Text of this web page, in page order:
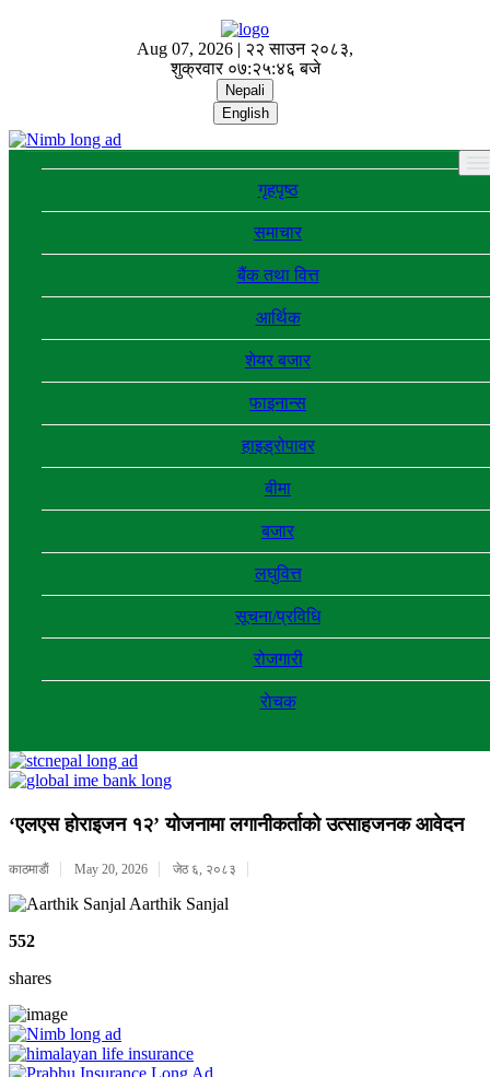
Aug 07, 2026 | २२ साउन २०८३,
शुक्रवार ०७:२५:४६ बजे
Nepali
English
गृहपृष्ठ
समाचार
बैंक तथा वित्त
आर्थिक
शेयर बजार
फाइनान्स
हाइड्रोपावर
बीमा
बजार
लघुवित्त
सूचना/प्रविधि
रोजगारी
राेचक
‘एलएस होराइजन १२’ योजनामा लगानीकर्ताको उत्साहजनक आवेदन
काठमाडाैं May 20, 2026 जेठ ६, २०८३
Aarthik Sanjal
552
shares